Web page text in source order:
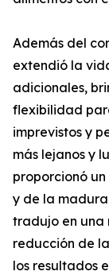
Además del
extendió la
adicionales,
flexibilidad
imprevistos y
más lejanos y
proporcionó
y de la
tradujo en una
reducción de
los resultados